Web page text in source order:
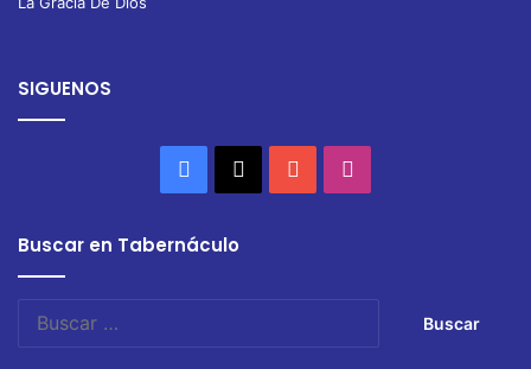
SIGUENOS
Facebook YouTube
Buscar en Tabernáculo